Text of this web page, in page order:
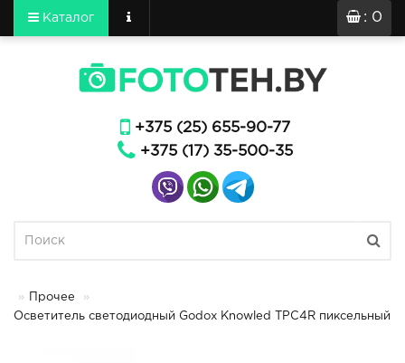
: 0
Каталог
+375 (25) 655-90-77
+375 (17) 35-500-35
Прочее
Осветитель светодиодный Godox Knowled TPC4R пиксельный